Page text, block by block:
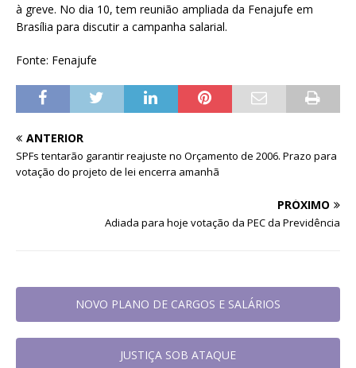
à greve. No dia 10, tem reunião ampliada da Fenajufe em
Brasília para discutir a campanha salarial.
Fonte: Fenajufe
ANTERIOR
SPFs tentarão garantir reajuste no Orçamento de 2006. Prazo para
votação do projeto de lei encerra amanhã
PRÓXIMO
Adiada para hoje votação da PEC da Previdência
NOVO PLANO DE CARGOS E SALÁRIOS
JUSTIÇA SOB ATAQUE